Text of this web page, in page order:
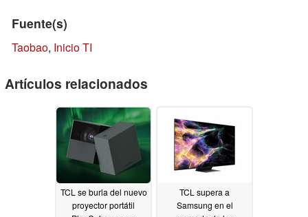
Fuente(s)
Taobao, Inicio TI
Artículos relacionados
TCL se burla del nuevo
proyector portátil
TCL supera a
Samsung en el